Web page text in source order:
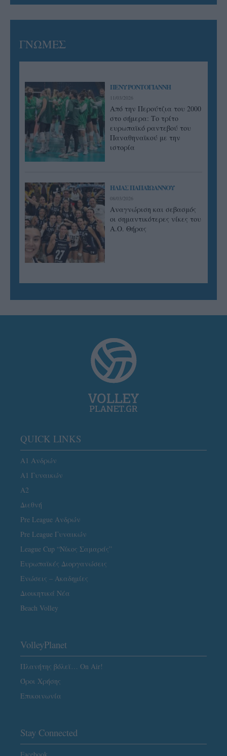
ΓΝΩΜΕΣ
ΠΕΝΥ ΡΟΝΤΟΓΙΑΝΝΗ
11/03/2026
Από την Περούτζια του 2000
στο σήμερα: Tο τρίτο
ευρωπαϊκό ραντεβού του
Παναθηναϊκού με την
ιστορία
ΗΛΙΑΣ ΠΑΠΑΪΩΑΝΝΟΥ
08/03/2026
Αναγνώριση και σεβασμός
οι σημαντικότερες νίκες του
Α.Ο. Θήρας
QUICK LINKS
Α1 Ανδρών
Α1 Γυναικών
A2
Διεθνή
Pre League Ανδρών
Pre League Γυναικών
League Cup “Νίκος Σαμαράς”
Ευρωπαϊκές Διοργανώσεις
Ενώσεις – Ακαδημίες
Διοικητικά Νέα
Beach Volley
VolleyPlanet
Πλανήτης βόλεϊ… On Air!
Όροι Χρήσης
Επικοινωνία
Stay Connected